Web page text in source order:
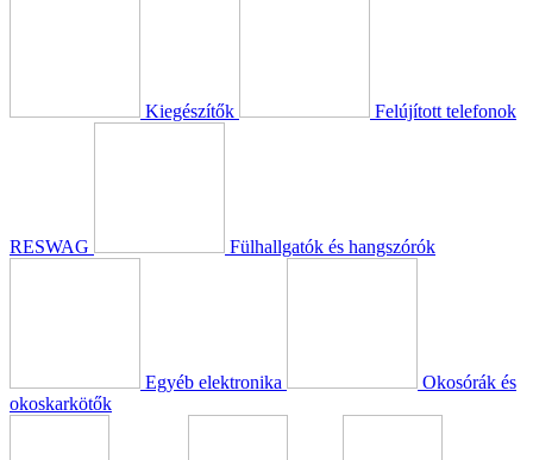
Kiegészítők Felújított telefonok
RESWAG Fülhallgatók és hangszórók
Egyéb elektronika
Okosórák és
okoskarkötők